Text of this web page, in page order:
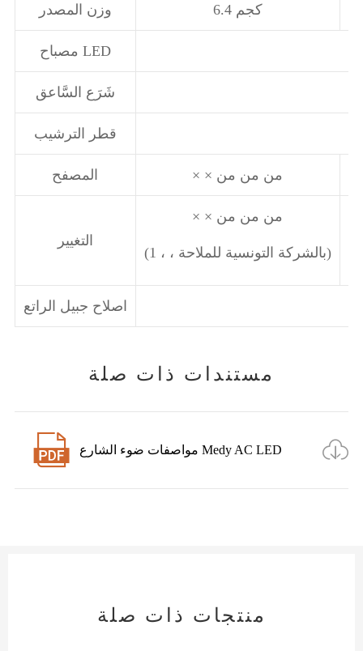
وزن المصدر 6.4 كجم
مصباح LED
شَرَع السَّاعق
قطر الترشيب
المصفح × × من من من
التغيير
× × من من من
(1 ، ، بالشركة التونسية للملاحة)
اصلاح جبيل الراتع
مستندات ذات صلة
 مواصفات ضوء الشارع Medy AC LED 
منتجات ذات صلة